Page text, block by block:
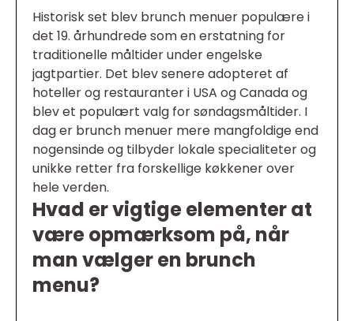
Historisk set blev brunch menuer populære i
det 19. århundrede som en erstatning for
traditionelle måltider under engelske
jagtpartier. Det blev senere adopteret af
hoteller og restauranter i USA og Canada og
blev et populært valg for søndagsmåltider. I
dag er brunch menuer mere mangfoldige end
nogensinde og tilbyder lokale specialiteter og
unikke retter fra forskellige køkkener over
hele verden.
Hvad er vigtige elementer at
være opmærksom på, når
man vælger en brunch
menu?